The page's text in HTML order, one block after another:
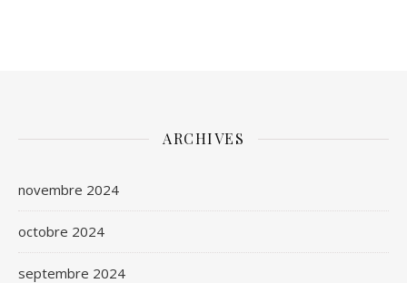
ARCHIVES
novembre 2024
octobre 2024
septembre 2024